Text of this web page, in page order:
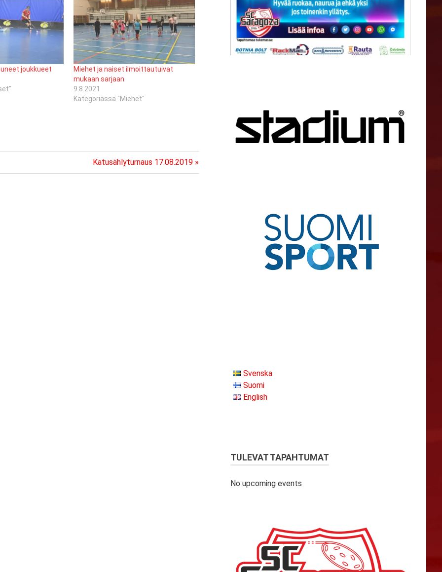
joukkueet
Miehet ja naiset ilmoittautuivat
mukaan sarjaan
9.8.2021
Kategoriassa "Miehet"
Next
Post:
Katusählyturnaus 17.08.2019
Svenska
Suomi
English
TULEVAT TAPAHTUMAT
No upcoming events